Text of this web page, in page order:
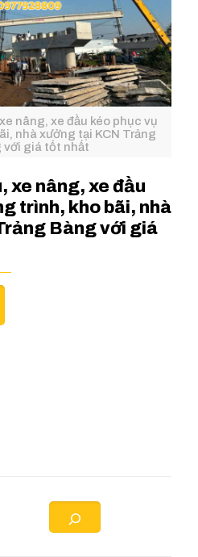
nâng, xe đầu kéo phục vụ
nhà xưởng tại KCN Trảng
với giá tốt nhất
xe nâng, xe đầu
trình, kho bãi, nhà
Bàng với giá